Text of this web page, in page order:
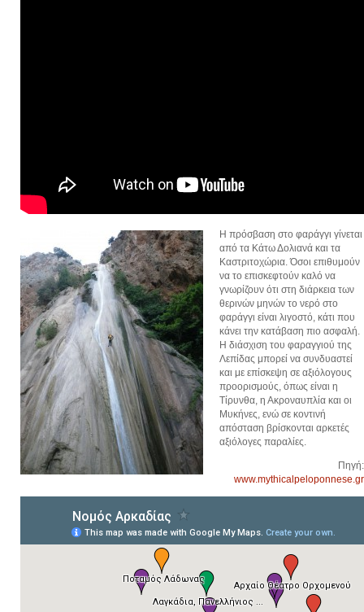
Η πρόσβαση στο φαράγγι γίνεται
από τα Κάτω Δολιανά και τα
Καστριτοχώρια. Όσοι επιθυμούν
να το επισκεφτούν καλό να
γνωρίζουν ότι στη διάρκεια των
θερινών μηνών το νερό στο
φαράγγι είναι λιγοστό, κάτι που
κάνει την κατάβαση πιο ασφαλή.
Η διάσχιση του φαραγγιού της
Λεπίδας μπορεί να συνδυαστεί
και με επίσκεψη σε αξιόλογους
προορισμούς, όπως είναι η
Τίρυνθα, η Ακροναυπλία και οι
Μυκήνες, ενώ σε κοντινή
απόσταση βρίσκονται αρκετές
αξιόλογες παραλίες.
Πηγή:
www.mythicalpeloponnese.gr